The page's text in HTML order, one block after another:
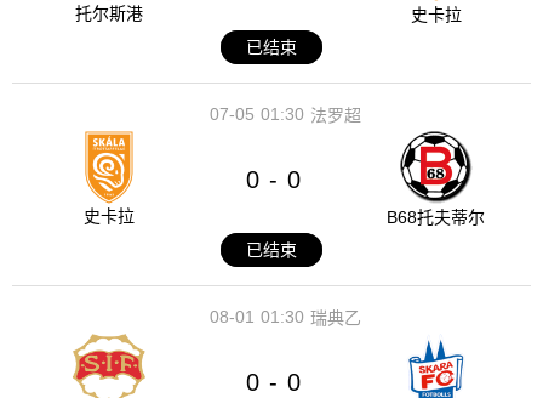
托尔斯港
史卡拉
已结束
01:30
07-05 法罗超
史卡拉
0 - 0
B68托夫蒂尔
已结束
01:30
08-01 瑞典乙
0 - 0